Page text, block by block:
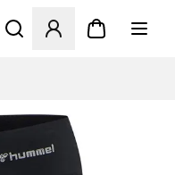
Opent een venster om in